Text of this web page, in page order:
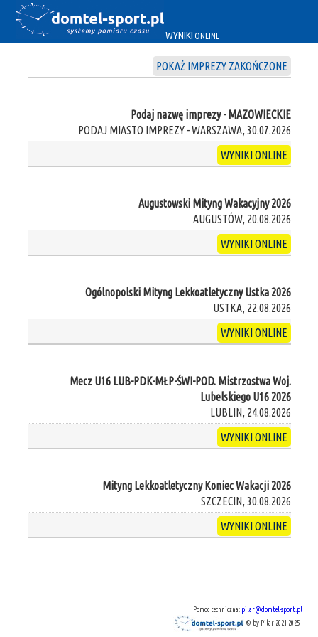
WYNIKI ONLINE
POKAŻ IMPREZY ZAKOŃCZONE
Podaj nazwę imprezy - MAZOWIECKIE
PODAJ MIASTO IMPREZY - WARSZAWA, 30.07.2026
WYNIKI ONLINE
Augustowski Mityng Wakacyjny 2026
AUGUSTÓW, 20.08.2026
WYNIKI ONLINE
Ogólnopolski Mityng Lekkoatletyczny Ustka 2026
USTKA, 22.08.2026
WYNIKI ONLINE
Mecz U16 LUB-PDK-MŁP-ŚWI-POD. Mistrzostwa Woj.
Lubelskiego U16 2026
LUBLIN, 24.08.2026
WYNIKI ONLINE
Mityng Lekkoatletyczny Koniec Wakacji 2026
SZCZECIN, 30.08.2026
WYNIKI ONLINE
Pomoc techniczna: pilar@domtel-sport.pl
© by Pilar 2021-2025